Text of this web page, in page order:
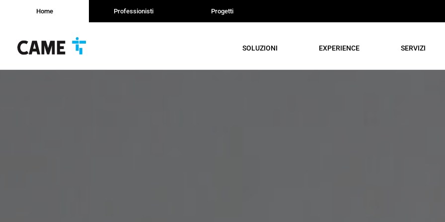
Home Professionisti Progetti
SOLUZIONI EXPERIENCE SERVIZI